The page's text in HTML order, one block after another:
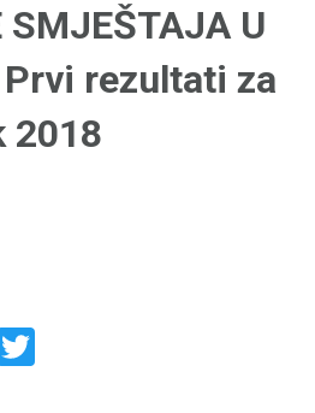
SMJEŠTAJA U
rezultati za
2018